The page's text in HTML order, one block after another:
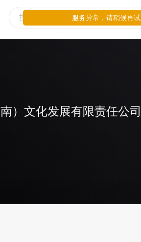
）文化发展有限责任公司
服务异常，请稍候再试